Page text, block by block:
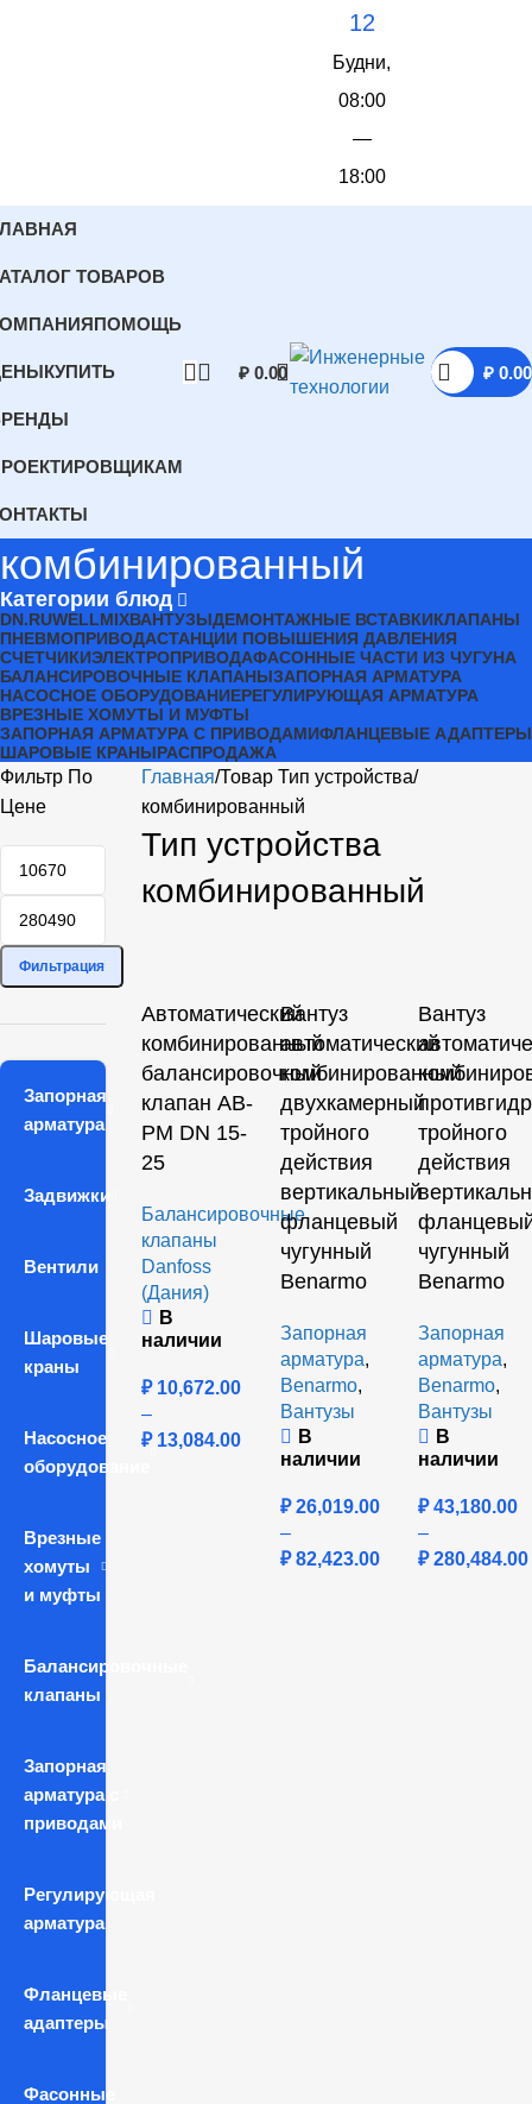
12
Будни,
08:00
—
18:00
ТОВАРОВ
ПОМОЩЬ
КУПИТЬ ₽ 0.00 ₽ 0.00
комбинированный
Категории блюд
DN.RUWELLMIXВАНТУЗЫДЕМОНТАЖНЫЕ ВСТАВКИКЛАПАНЫ
ПНЕВМОПРИВОДАСТАНЦИИ ПОВЫШЕНИЯ ДАВЛЕНИЯ
СЧЕТЧИКИЭЛЕКТРОПРИВОДАФАСОННЫЕ ЧАСТИ ИЗ ЧУГУНА
БАЛАНСИРОВОЧНЫЕ КЛАПАНЫЗАПОРНАЯ АРМАТУРА
НАСОСНОЕ ОБОРУДОВАНИЕРЕГУЛИРУЮЩАЯ АРМАТУРА
ВРЕЗНЫЕ ХОМУТЫ И МУФТЫ
ЗАПОРНАЯ АРМАТУРА С ПРИВОДАМИФЛАНЦЕВЫЕ АДАПТЕРЫ
ШАРОВЫЕ КРАНЫРАСПРОДАЖА
Фильтр По
Цене
Фильтрация
Запорная
арматура
Задвижки
Вентили
Шаровые
краны
Насосное
оборудование
Врезные
хомуты
и муфты
Балансировочные
клапаны
Запорная
арматура с
приводами
Регулирующая
арматура
Фланцевые
адаптеры
Фасонные
Главная Товар Тип устройства
комбинированный
Тип устройства
комбинированный
Автоматический
комбинированный
балансировочный
клапан AB-
PM DN 15-
25
Балансировочные
клапаны
Danfoss
(Дания)
В
наличии
₽10,672.00
–
₽13,084.00
Вантуз
автоматический
комбинированный
двухкамерный
тройного
действия
вертикальный
фланцевый
чугунный
Benarmo
Запорная
арматура,
Benarmo,
Вантузы
В
наличии
₽26,019.00
–
₽82,423.00
Вантуз
тройного
действия
чугунный
Benarmo
Запорная
арматура,
Benarmo,
Вантузы
В
наличии
₽43,180.00
–
₽280,484.00